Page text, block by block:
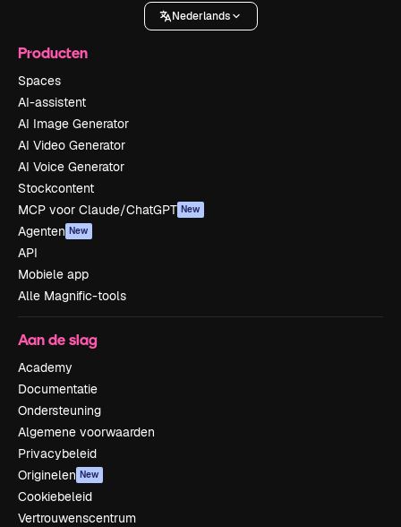
Nederlands
Producten
Spaces
AI-assistent
AI Image Generator
AI Video Generator
AI Voice Generator
Stockcontent
MCP voor Claude/ChatGPT New
Agenten New
API
Mobiele app
Alle Magnific-tools
Aan de slag
Academy
Documentatie
Ondersteuning
Algemene voorwaarden
Privacybeleid
Originelen New
Cookiebeleid
Vertrouwenscentrum